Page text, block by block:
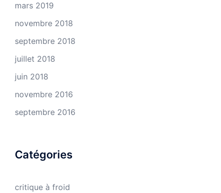
mars 2019
novembre 2018
septembre 2018
juillet 2018
juin 2018
novembre 2016
septembre 2016
Catégories
critique à froid